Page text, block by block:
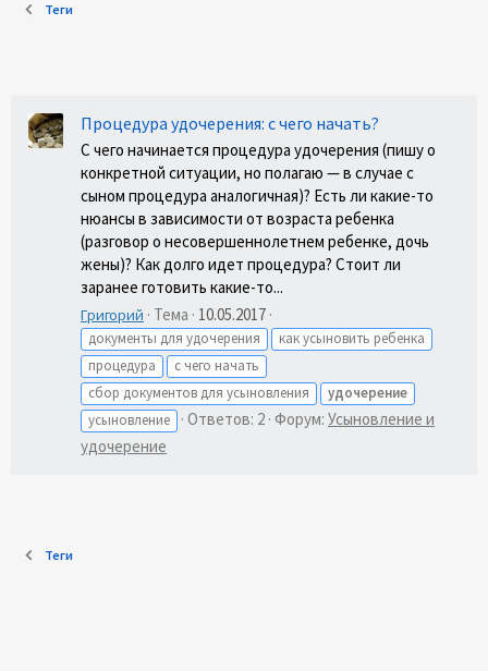
Теги
Процедура удочерения: с чего начать?
С чего начинается процедура удочерения (пишу о
конкретной ситуации, но полагаю — в случае с
сыном процедура аналогичная)? Есть ли какие-то
нюансы в зависимости от возраста ребенка
(разговор о несовершеннолетнем ребенке, дочь
жены)? Как долго идет процедура? Стоит ли
заранее готовить какие-то...
Григорий Тема 10.05.2017
документы для удочерения
как усыновить ребенка
процедура
с чего начать
сбор документов для усыновления
удочерение
усыновление
Ответов: 2 Форум: Усыновление и
удочерение
Теги